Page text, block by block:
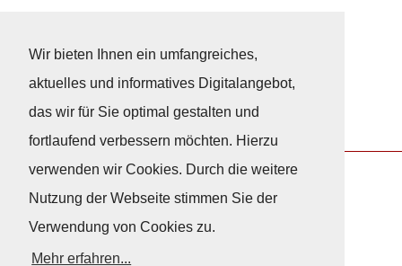
Wir bieten Ihnen ein umfangreiches,
aktuelles und informatives Digitalangebot,
das wir für Sie optimal gestalten und
fortlaufend verbessern möchten. Hierzu
verwenden wir Cookies. Durch die weitere
Nutzung der Webseite stimmen Sie der
Verwendung von Cookies zu.
Mehr erfahren...